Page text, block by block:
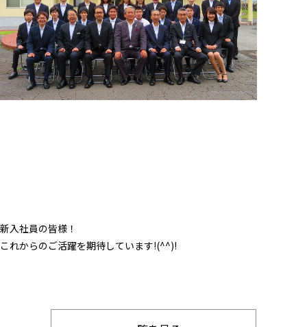
新入社員の皆様！
これからのご活躍を期待しています!(^^)!